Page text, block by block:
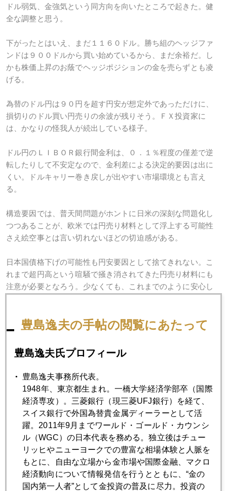
ドル弱気、金強気という同方向を向いたところで起きた。健
全な調整と思う。
下がったとはいえ、まだ１１６０ドル。勝ち組のヘッジファ
ンドは９００ドルから買い始めているから、まだ余裕だ。し
かも株価上昇のお蔭でヘッジポジションの金を売らずとも凌
げる。
為替のドル円は９０円を超す円安が想定外であっただけに、
損切りのドル買い円売りの余波が残りそう。ＦＸ投資家に
は、かなりの怪我人が続出している様子。
ドル円のＬＩＢＯＲ銀行間金利は、０．１％程度の僅差で逆
転したりして不安定なので、金利差による決定的要因は出に
くい。ドルキャリー巻き戻しが出やすい市場環境とも言え
る。
構造要因では、普天間問題がホントに日米の深刻な問題化し
つつあることが、欧米では円売り材料として浮上する可能性
さえ絵空事とは言い切れないほどの切迫感がある。
日本国債格下げの可能性も円安要因として捨てきれない。こ
れまで超円高という喧騒で掻き消されてきた円売り材料にも
注意が必要となろう。少なくても、これまでのように安心し
2009年
7月 8月 9月 10月 11月 12月
2009年12月25日
今夜 亀井幸一郎＆池水雄一と相場を斬る特番生放送
2009年12月24日
サンタ ラリー
豊島逸夫の手帖の閲覧にあたって
豊島逸夫氏プロフィール
豊島逸夫事務所代表。
1948年、東京都生まれ。一橋大学経済学部卒（国際
経済専攻）。三菱銀行（現三菱UFJ銀行）を経て、
スイス銀行で外国為替貴金属ディーラーとして活
躍。2011年9月までワールド・ゴールド・カウンシ
ル（WGC）の日本代表を務める。独立後はチュー
リッヒやニューヨークでの豊富な相場体験と人脈を
もとに、自由な立場から金市場や国際金融、マクロ
経済動向について情報発信を行うとともに、“金の
国内第一人者”として金投資の普及に尽力。投資の